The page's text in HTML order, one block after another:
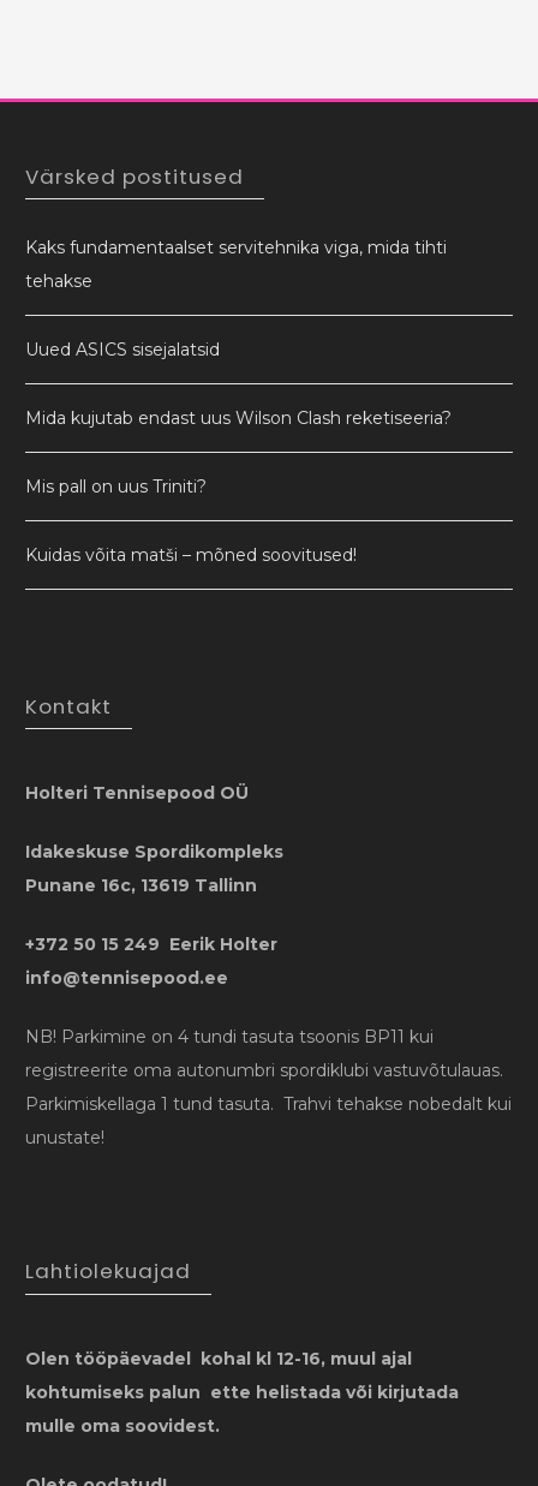
Värsked postitused
Kaks fundamentaalset servitehnika viga, mida tihti
tehakse
Uued ASICS sisejalatsid
Mida kujutab endast uus Wilson Clash reketiseeria?
Mis pall on uus Triniti?
Kuidas võita matši – mõned soovitused!
Kontakt
Holteri Tennisepood OÜ
Idakeskuse Spordikompleks
Punane 16c, 13619 Tallinn
+372 50 15 249 Eerik Holter
info@tennisepood.ee
NB! Parkimine on 4 tundi tasuta tsoonis BP11 kui
registreerite oma autonumbri spordiklubi vastuvõtulauas.
Parkimiskellaga 1 tund tasuta. Trahvi tehakse nobedalt kui
unustate!
Lahtiolekuajad
Olen tööpäevadel kohal kl 12-16, muul ajal
kohtumiseks palun ette helistada või kirjutada
mulle oma soovidest.